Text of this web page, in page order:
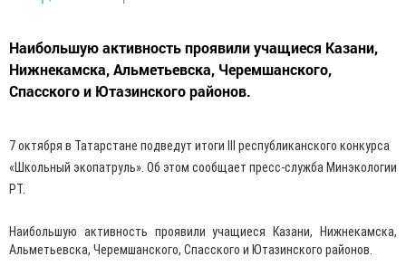
Наибольшую активность проявили учащиеся Казани,
Нижнекамска, Альметьевска, Черемшанского,
Спасского и Ютазинского районов.
7 октября в Татарстане подведут итоги III республиканского конкурса
«Школьный экопатруль». Об этом сообщает пресс-служба Минэкологии
РТ.
Наибольшую активность проявили учащиеся Казани, Нижнекамска,
Альметьевска, Черемшанского, Спасского и Ютазинского районов.